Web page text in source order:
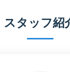
スタッフ紹